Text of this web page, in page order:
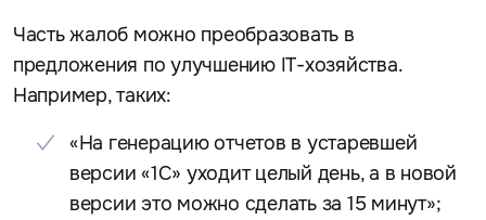
Часть жалоб можно преобразовать в
предложения по улучшению IT-хозяйства.
Например, таких:
«На генерацию отчетов в устаревшей
версии «1С» уходит целый день, а в новой
версии это можно сделать за 15 минут»;